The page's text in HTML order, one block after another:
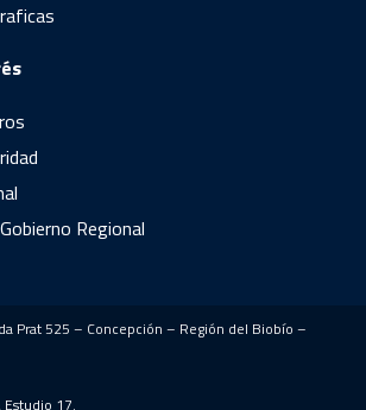
Regional
Prat 525 – Concepción – Región del Biobío –
Estudio 17.